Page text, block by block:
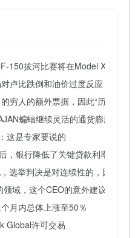
150拔河比赛将在Model X上进行
卢比跌倒和油价过度反应
穷人的额外票据，因此“历史性”
蝙蝠继续灵活的通货膨胀目标
这是专家要说的
，银行降低了关键贷款利率
选举判决是对连续性的，因为
域，这个CEO的意外建议都给出
月内总体上涨至50％
Global许可交易